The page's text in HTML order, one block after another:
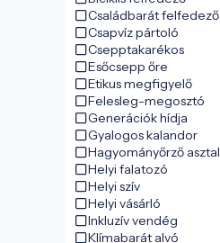
Családbarát felfedező
Csapvíz pártoló
Csepptakarékos
Esőcsepp őre
Etikus megfigyelő
Felesleg-megosztó
Generációk hídja
Gyalogos kalandor
Hagyományőrző asztal
Helyi falatozó
Helyi szív
Helyi vásárló
Inkluzív vendég
Klímabarát alvó